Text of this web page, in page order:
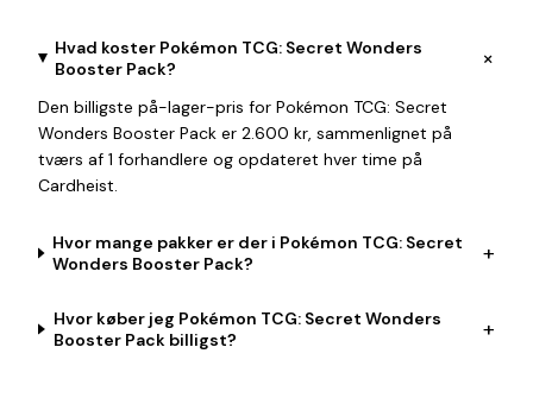
Hvad koster Pokémon TCG: Secret Wonders
Booster Pack?
+
Den billigste på-lager-pris for Pokémon TCG: Secret
Wonders Booster Pack er 2.600 kr, sammenlignet på
tværs af 1 forhandlere og opdateret hver time på
Cardheist.
Hvor mange pakker er der i Pokémon TCG: Secret
Wonders Booster Pack?
+
Hvor køber jeg Pokémon TCG: Secret Wonders
Booster Pack billigst?
+